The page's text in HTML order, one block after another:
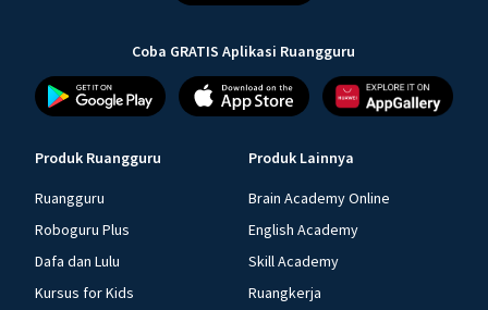
Coba GRATIS Aplikasi Ruangguru
Produk Ruangguru
Ruangguru
Roboguru Plus
Dafa dan Lulu
Kursus for Kids
Produk Lainnya
Brain Academy Online
English Academy
Skill Academy
Ruangkerja